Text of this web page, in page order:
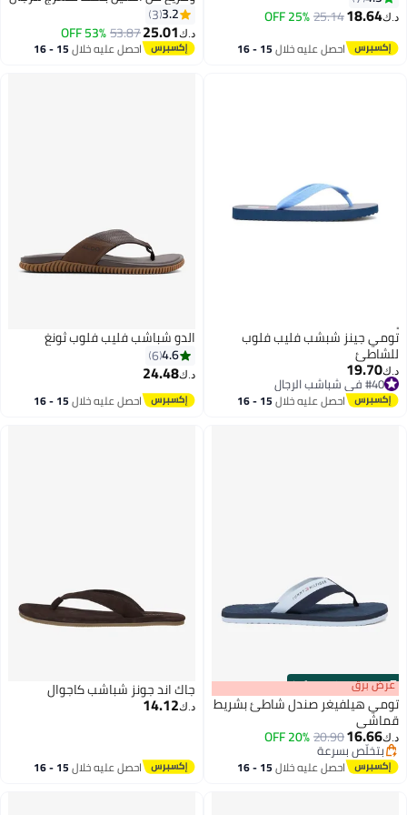
6 د.ك‏18.64
25.14
25% OFF
احصل عليه خلال 15 - 16
17
والنساء
3.2
3
د.ك‏25.01
53.87
53% OFF
احصل عليه خلال 15 - 16
تومي جينز شبشب فليب فلوب
للشاطئ
د.ك‏19.70
#40 في شباشب الرجال
#40 في شباشب الرجال احصل عليه خلال 15 - 16
3
الدو شباشب فليب فلوب ثونغ
4.6
6
د.ك‏24.48
احصل عليه خلال 15 - 16
00m:00s
·
100% Left
2
عرض برق
تومي هيلفيغر صندل شاطئ بشريط
قماشي
د.ك‏16.66
20.90
20% OFF
بتخلّص بسرعة
بتخلّص بسرعةاحصل عليه خلال 15 - 16
جاك اند جونز شباشب كاجوال
د.ك‏14.12
احصل عليه خلال 15 - 16